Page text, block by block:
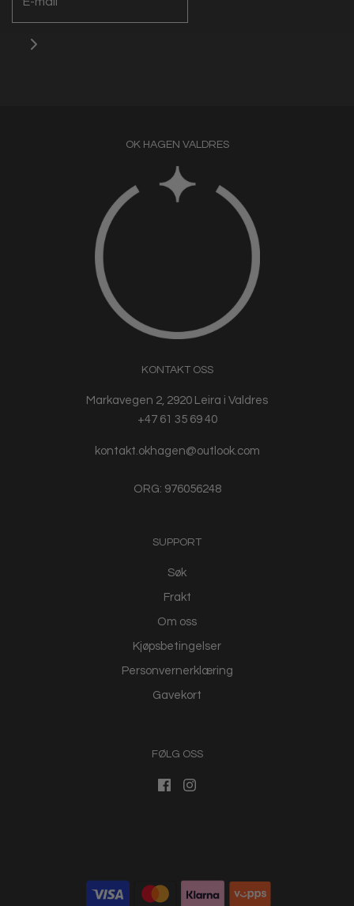
OK HAGEN VALDRES
KONTAKT OSS
Markavegen 2, 2920 Leira i Valdres
+47 61 35 69 40
kontakt.okhagen@outlook.com
ORG: 976056248
SUPPORT
Søk
Frakt
Om oss
Kjøpsbetingelser
Personvernerklæring
Gavekort
FØLG OSS